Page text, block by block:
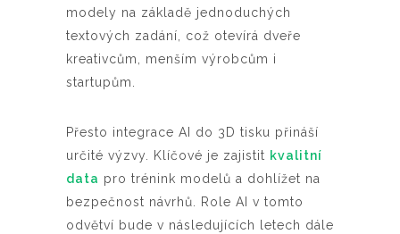
modely na základě jednoduchých
textových zadání, což otevírá dveře
kreativcům, menším výrobcům i
startupům.
Přesto integrace AI do 3D tisku přináší
určité výzvy. Klíčové je zajistit kvalitní
data pro trénink modelů a dohlížet na
bezpečnost návrhů. Role AI v tomto
odvětví bude v následujících letech dále